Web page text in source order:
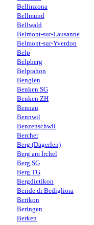
Bellinzona
Bellmund
Bellwald
Belmont-sur-Lausanne
Belmont-sur-Yverdon
Belp
Belpberg
Belprahon
Benglen
Benken SG
Benken ZH
Bennau
Bennwil
Benzenschwil
Bercher
Berg (Dägerlen)
Berg am Irchel
Berg SG
Berg TG
Bergdietikon
Beride di Bedigliora
Berikon
Beringen
Berken